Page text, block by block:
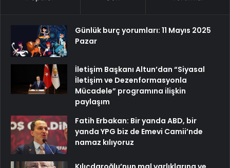
Günlük burç yorumları: 11 Mayıs 2025
Pazar
İletişim Başkanı Altun’dan “Siyasal
İletişim ve Dezenformasyonla
Mücadele” programına ilişkin
paylaşım
Fatih Erbakan: Bir yanda ABD, bir
yanda YPG biz de Emevi Camii’nde
namaz kılıyoruz